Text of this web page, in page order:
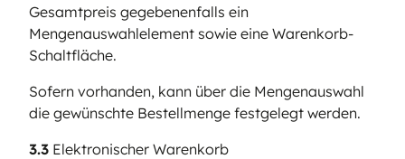
Gesamtpreis gegebenenfalls ein
Mengenauswahlelement sowie eine Warenkorb-
Schaltfläche.
Sofern vorhanden, kann über die Mengenauswahl
die gewünschte Bestellmenge festgelegt werden.
3.3 Elektronischer Warenkorb